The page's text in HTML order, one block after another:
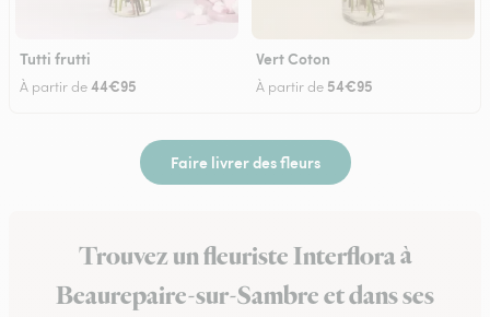
Tutti frutti
À partir de44€95
Vert Coton
À partir de 54€95
Faire livrer des fleurs
Trouvez un fleuriste Interflora à
Beaurepaire-sur-Sambre et dans ses